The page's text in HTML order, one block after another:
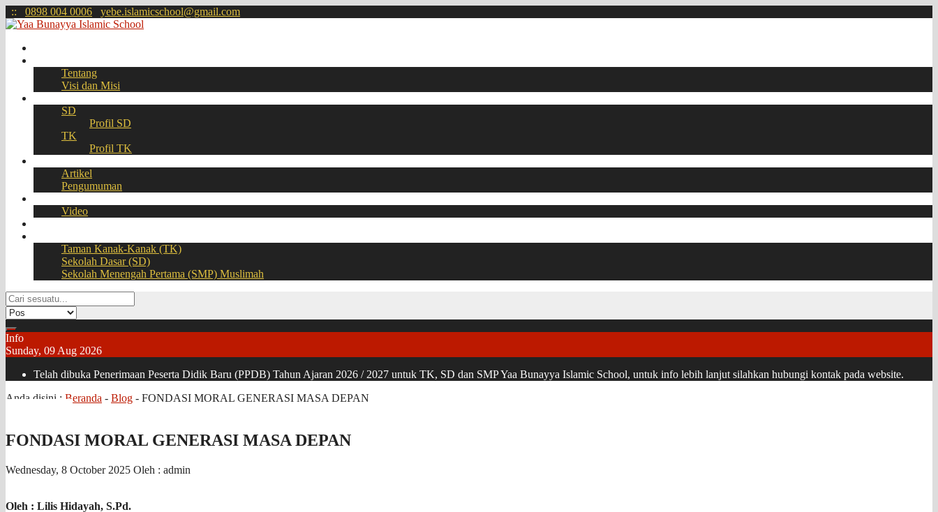
:: 0898 004 0006 yebe.islamicschool@gmail.com
Tentang
Visi dan Misi
SD
Profil SD
TK
Profil TK
Artikel
Pengumuman
Video
Taman Kanak-Kanak (TK)
Sekolah Dasar (SD)
Sekolah Menengah Pertama (SMP) Muslimah
Info
Sunday, 09 Aug 2026
Telah dibuka Penerimaan Peserta Didik Baru (PPDB) Tahun Ajaran 2026 / 2027 untuk TK, SD dan SMP Yaa Bunayya Islamic School, untuk info lebih lanjut silahkan hubungi kontak pada website.
Anda disini : Beranda - Blog - FONDASI MORAL GENERASI MASA DEPAN
FONDASI MORAL GENERASI MASA DEPAN
Wednesday, 8 October 2025 Oleh : admin
Oleh : Lilis Hidayah, S.Pd.